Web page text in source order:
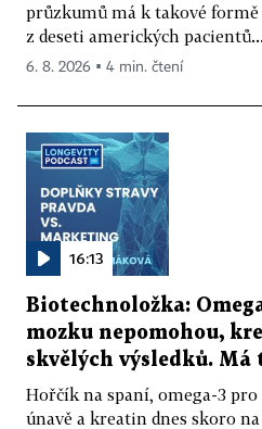
průzkumů má k takové
z deseti amerických
6. 8. 2026 ▪ 4 min. čtení
16:13
Biotechnoložka:
mozku nepomohou,
skvělých výsledků. Má
Hořčík na spaní, omega-3
únavě a kreatin dnes skoro